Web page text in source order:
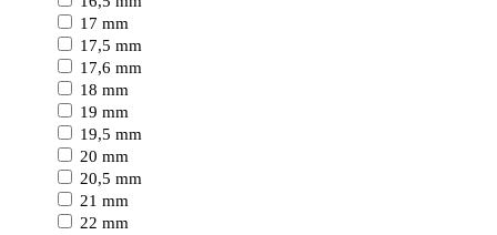
17 mm
17,5 mm
17,6 mm
18 mm
19 mm
19,5 mm
20 mm
20,5 mm
21 mm
22 mm